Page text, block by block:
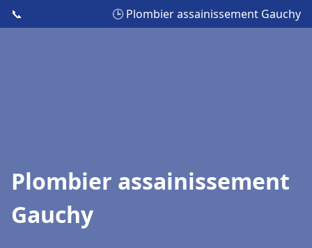
📞 🕒 Plombier assainissement Gauchy
Plombier assainissement
Gauchy